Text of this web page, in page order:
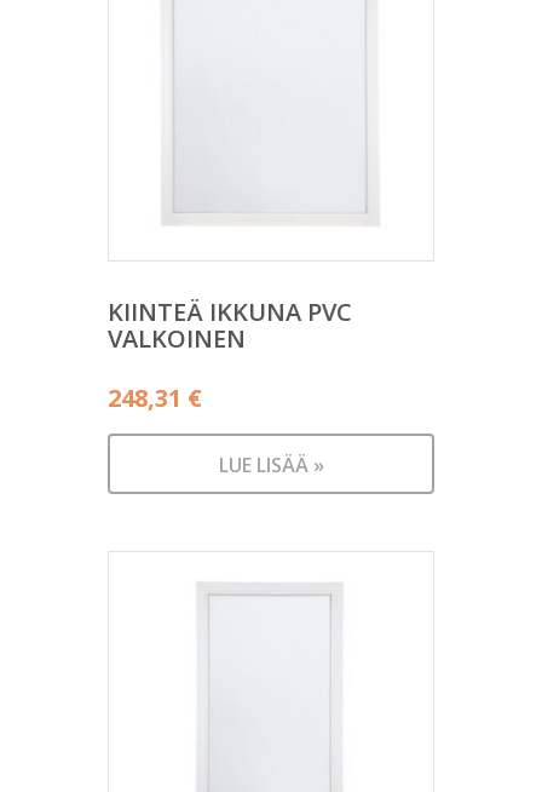
KIINTEÄ IKKUNA PVC
VALKOINEN
248,31 €
LUE LISÄÄ »